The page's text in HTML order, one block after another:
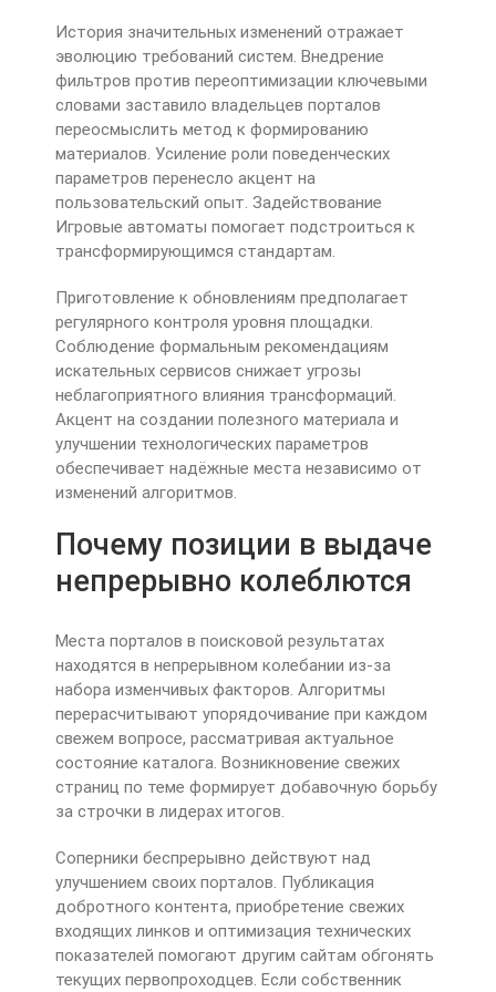
История значительных изменений отражает
эволюцию требований систем. Внедрение
фильтров против переоптимизации ключевыми
словами заставило владельцев порталов
переосмыслить метод к формированию
материалов. Усиление роли поведенческих
параметров перенесло акцент на
пользовательский опыт. Задействование
Игровые автоматы помогает подстроиться к
трансформирующимся стандартам.
Приготовление к обновлениям предполагает
регулярного контроля уровня площадки.
Соблюдение формальным рекомендациям
искательных сервисов снижает угрозы
неблагоприятного влияния трансформаций.
Акцент на создании полезного материала и
улучшении технологических параметров
обеспечивает надёжные места независимо от
изменений алгоритмов.
Почему позиции в выдаче
непрерывно колеблются
Места порталов в поисковой результатах
находятся в непрерывном колебании из-за
набора изменчивых факторов. Алгоритмы
перерасчитывают упорядочивание при каждом
свежем вопросе, рассматривая актуальное
состояние каталога. Возникновение свежих
страниц по теме формирует добавочную борьбу
за строчки в лидерах итогов.
Соперники беспрерывно действуют над
улучшением своих порталов. Публикация
добротного контента, приобретение свежих
входящих линков и оптимизация технических
показателей помогают другим сайтам обгонять
текущих первопроходцев. Если собственник